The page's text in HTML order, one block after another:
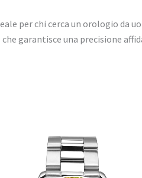
per chi cerca un orologio da
garantisce una precisione